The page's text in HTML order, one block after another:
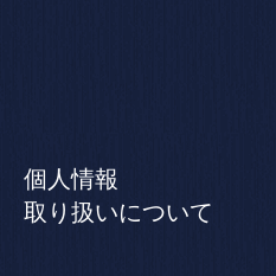
個人情報
取り扱いについて